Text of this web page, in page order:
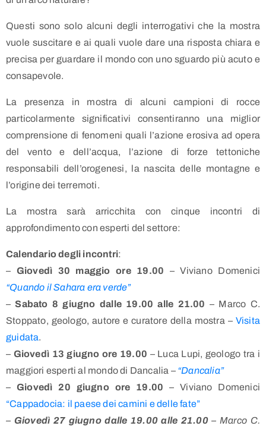
Questi sono solo alcuni degli interrogativi che la mostra
vuole suscitare e ai quali vuole dare una risposta chiara e
precisa per guardare il mondo con uno sguardo più acuto e
consapevole.
La presenza in mostra di alcuni campioni di rocce
particolarmente significativi consentiranno una miglior
comprensione di fenomeni quali l’azione erosiva ad opera
del vento e dell’acqua, l’azione di forze tettoniche
responsabili dell’orogenesi, la nascita delle montagne e
l’origine dei terremoti.
La mostra sarà arricchita con cinque incontri di
approfondimento con esperti del settore:
Calendario degli incontri:
– Giovedì 30 maggio ore 19.00 – Viviano Domenici
“Quando il Sahara era verde”
–Sabato 8 giugno dalle 19.00 alle 21.00 – Marco C.
Stoppato, geologo, autore e curatore della mostra – Visita
guidata.
– Giovedì 13 giugno ore 19.00 – Luca Lupi, geologo tra i
maggiori esperti al mondo di Dancalia – “Dancalia”
–Giovedì 20 giugno ore 19.00 – Viviano Domenici
“Cappadocia: il paese dei camini e delle fate”
– Giovedì 27 giugno dalle 19.00 alle 21.00– Marco C.